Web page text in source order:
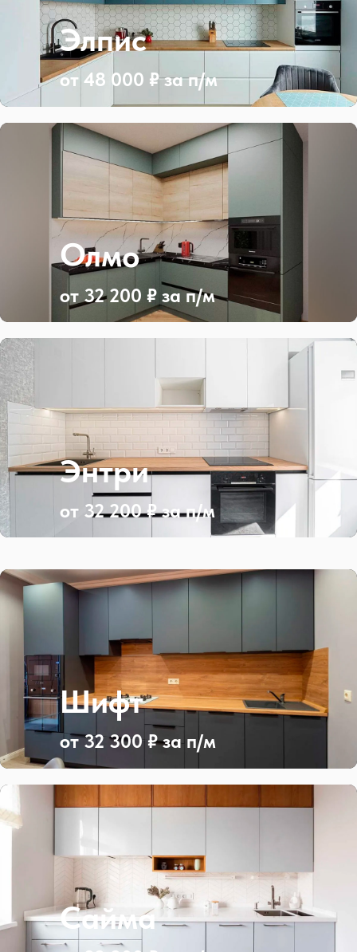
от 48 000 ₽ за п/м
Элпис
от 32 200 ₽ за п/м
Олмо
от 32 200 ₽ за п/м
Энтри
от 32 300 ₽ за п/м
Шифт
Сайма